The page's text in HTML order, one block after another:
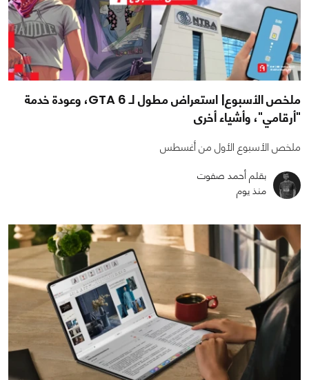
ملخص الأسبوع| استعراض مطول لـ GTA 6، وعودة خدمة
"أرقامي"، وأشياء أخرى
ملخص الأسبوع الأول من أغسطس
بقلم أحمد صفوت
منذ يوم